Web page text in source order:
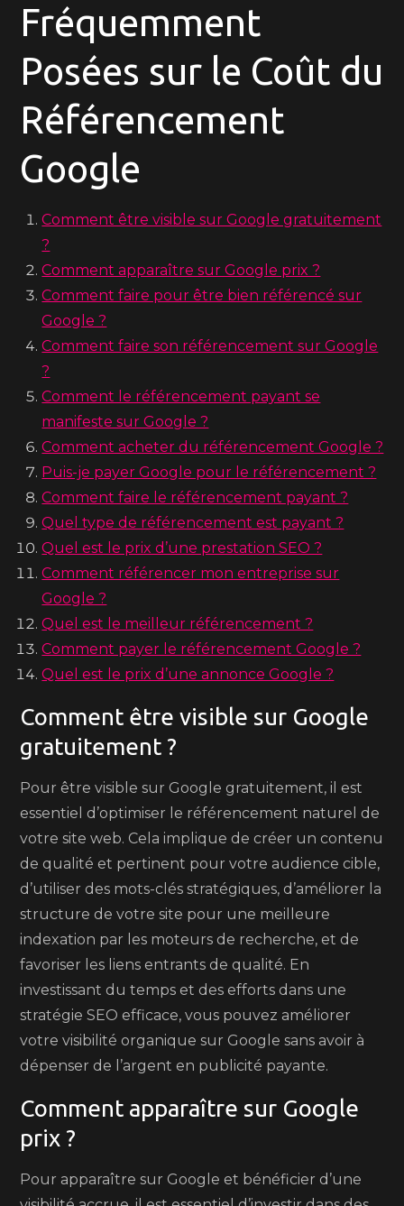
Fréquemment
Posées sur le Coût du
Référencement
Google
Comment être visible sur Google gratuitement
?
Comment apparaître sur Google prix ?
Comment faire pour être bien référencé sur
Google ?
Comment faire son référencement sur Google
?
Comment le référencement payant se
manifeste sur Google ?
Comment acheter du référencement Google ?
Puis-je payer Google pour le référencement ?
Comment faire le référencement payant ?
Quel type de référencement est payant ?
Quel est le prix d’une prestation SEO ?
Comment référencer mon entreprise sur
Google ?
Quel est le meilleur référencement ?
Comment payer le référencement Google ?
Quel est le prix d’une annonce Google ?
Comment être visible sur Google
gratuitement ?
Pour être visible sur Google gratuitement, il est
essentiel d’optimiser le référencement naturel de
votre site web. Cela implique de créer un contenu
de qualité et pertinent pour votre audience cible,
d’utiliser des mots-clés stratégiques, d’améliorer la
structure de votre site pour une meilleure
indexation par les moteurs de recherche, et de
favoriser les liens entrants de qualité. En
investissant du temps et des efforts dans une
stratégie SEO efficace, vous pouvez améliorer
votre visibilité organique sur Google sans avoir à
dépenser de l’argent en publicité payante.
Comment apparaître sur Google
prix ?
Pour apparaître sur Google et bénéficier d’une